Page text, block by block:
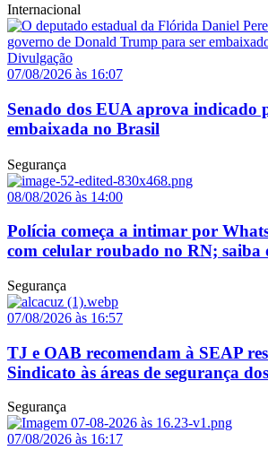
Internacional
07/08/2026 às 16:07
Senado dos EUA aprova indicado
embaixada no Brasil
Segurança
08/08/2026 às 14:00
Polícia começa a intimar por
com celular roubado no RN; saiba
Segurança
07/08/2026 às 16:57
TJ e OAB recomendam à SEAP
Sindicato às áreas de segurança
Segurança
07/08/2026 às 16:17